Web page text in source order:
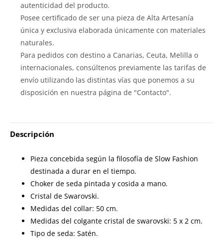
autenticidad del producto.
Posee certificado de ser una pieza de Alta Artesanía
única y exclusiva elaborada únicamente con materiales
naturales.
Para pedidos con destino a Canarias, Ceuta, Melilla o
internacionales, consúltenos previamente las tarifas de
envío utilizando las distintas vías que ponemos a su
disposición en nuestra página de "Contacto".
Descripción
Pieza concebida según la filosofía de Slow Fashion
destinada a durar en el tiempo.
Choker de seda pintada y cosida a mano.
Cristal de Swarovski.
Medidas del collar: 50 cm.
Medidas del colgante cristal de swarovski: 5 x 2 cm.
Tipo de seda: Satén.